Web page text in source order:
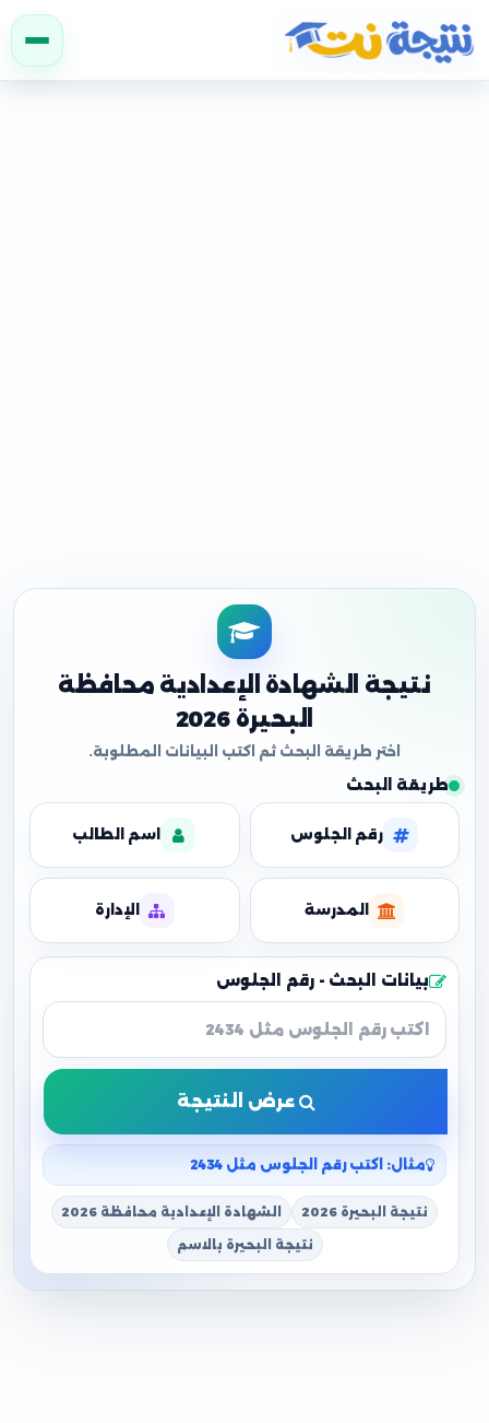
نتيجة نت
نتيجة الشهادة الإعدادية محافظة
البحيرة 2026
طريقة البحث
رقم الجلوس اسم الطالب
المدرسة الإدارة
بيانات البحث - رقم الجلوس
عرض النتيجة
مثال: اكتب رقم الجلوس مثل 2434
نتيجة البحيرة 2026 الشهادة الإعدادية محافظة 2026
نتيجة البحيرة بالاسم